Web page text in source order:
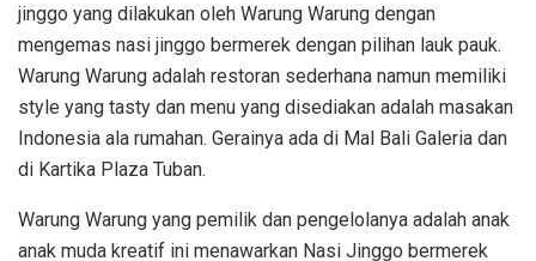
jinggo yang dilakukan oleh Warung Warung dengan
mengemas nasi jinggo bermerek dengan pilihan lauk pauk.
Warung Warung adalah restoran sederhana namun memiliki
style yang tasty dan menu yang disediakan adalah masakan
Indonesia ala rumahan. Gerainya ada di Mal Bali Galeria dan
di Kartika Plaza Tuban.
Warung Warung yang pemilik dan pengelolanya adalah anak
anak muda kreatif ini menawarkan Nasi Jinggo bermerek